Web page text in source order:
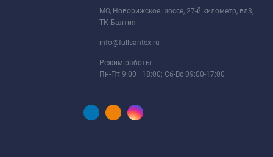
МО, Новорижское шоссе, 27-й километр, вл3,
ТК Балтия
info@fullsantex.ru
Режим работы:
Пн-Пт 9:00—18:00; Сб-Вс 09:00-17:00